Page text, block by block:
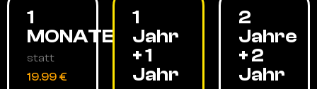
1
MONATE
statt
19.99 €
1
Jahr
+ 1
Jahr
2
Jahre
+ 2
Jahr